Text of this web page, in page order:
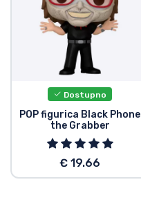
Dostupno
POP figurica Black Phone
the Grabber
€ 19.66